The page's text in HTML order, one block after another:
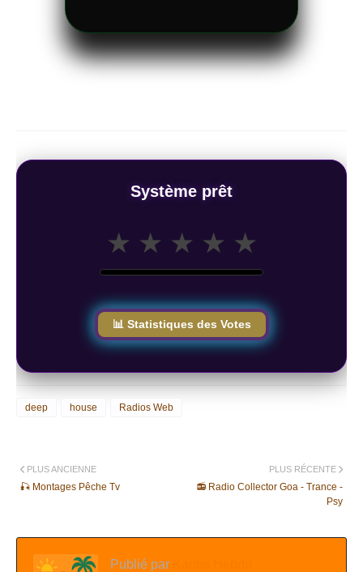
Système prêt
★ ★ ★ ★ ★
📊 Statistiques des Votes
deep house Radios Web
PLUS RÉCENTE
📻 Radio Collector Goa - Trance -
Psy
PLUS ANCIENNE
🎣 Montages Pêche Tv
Publié par